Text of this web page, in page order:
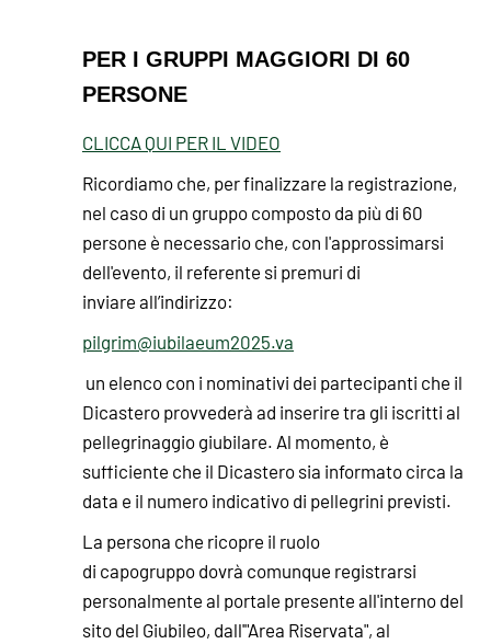
PER I GRUPPI MAGGIORI DI 60
PERSONE
CLICCA QUI PER IL VIDEO
Ricordiamo che, per finalizzare la registrazione,
nel caso di un gruppo composto da più di 60
persone è necessario che, con l'approssimarsi
dell'evento, il referente si premuri di
inviare all’indirizzo:
pilgrim@iubilaeum2025.va
un elenco con i nominativi dei partecipanti che il
Dicastero provvederà ad inserire tra gli iscritti al
pellegrinaggio giubilare. Al momento, è
sufficiente che il Dicastero sia informato circa la
data e il numero indicativo di pellegrini previsti.
La persona che ricopre il ruolo
di capogruppo dovrà comunque registrarsi
personalmente al portale presente all'interno del
sito del Giubileo, dall'"Area Riservata", al